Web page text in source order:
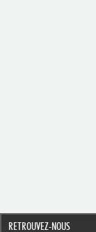
RETROUVEZ-NOUS